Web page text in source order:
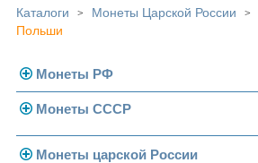
Каталоги > Монеты Царской России >
Польши
Монеты РФ
Современная Россия
Монеты 1991-1993 гг.
Монеты СССР
Погодовка СССР
Монеты царской России